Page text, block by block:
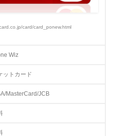
card/card_ponew.html
Wiz
ットカード
MasterCard/JCB